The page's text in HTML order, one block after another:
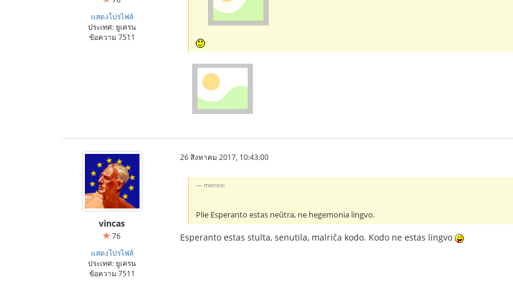
แสดงโปรไฟล์
ประเทศ: ยูเครน
ข้อความ 7511
vincas
76
แสดงโปรไฟล์
ประเทศ: ยูเครน
ข้อความ 7511
26 สิงหาคม 2017, 10:43:00
morico:
Plie Esperanto estas neŭtra, ne hegemonia lingvo.
Esperanto estas stulta, senutila, malriča kodo. Kodo ne estas lingvo